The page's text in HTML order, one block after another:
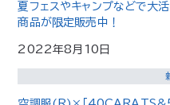
夏フェスやキャンプなどで大
商品が限定販売中！
2022年8月10日